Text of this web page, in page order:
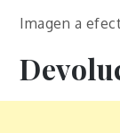
Imagen a